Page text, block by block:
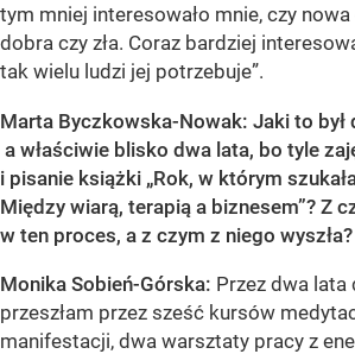
tym mniej interesowało mnie, czy
dobra czy zła. Coraz bardziej
tak wielu ludzi jej potrzebuje”.
Marta Byczkowska-Nowak: Jaki to był
a właściwie blisko dwa lata, bo tyle
i pisanie książki „Rok, w którym
Między wiarą, terapią a biznesem”? Z
w ten proces, a z czym z niego wyszła?
Monika Sobień-Górska: Przez dwa
przeszłam przez sześć kursów
manifestacji, dwa warsztaty pracy z